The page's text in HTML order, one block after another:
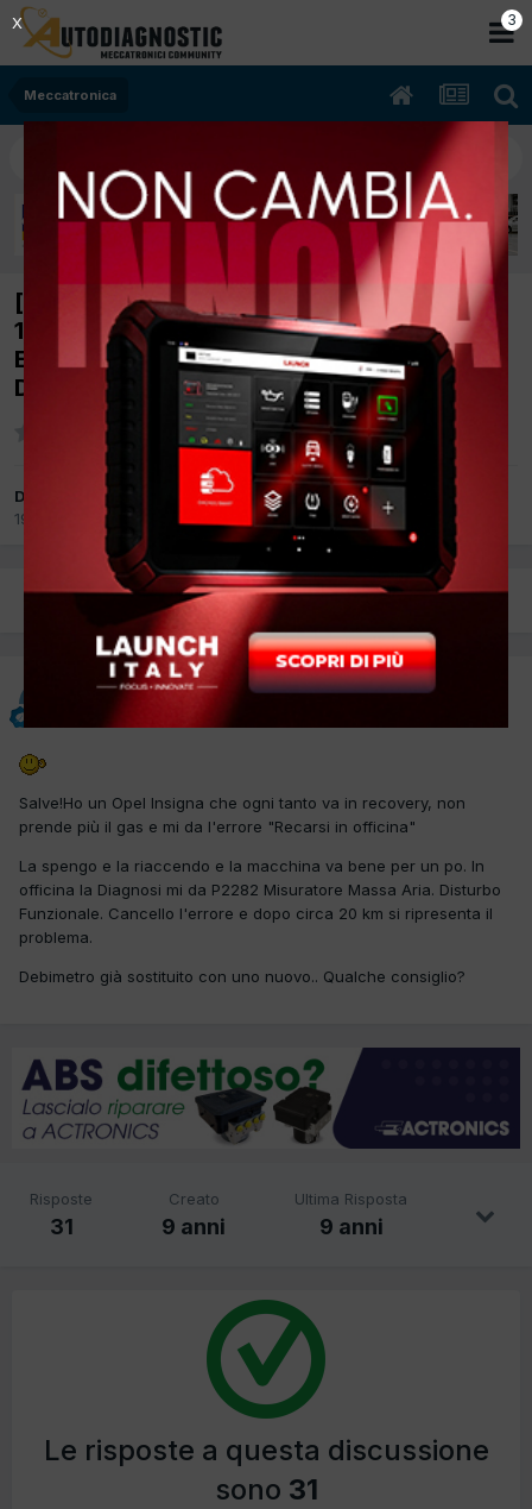
Meccatronica
[OPEL INSIGNA 08/2011 1956cc A20DTH
118Kw Diesel] La Macchina va in Recovery
ERRORE P2282 Misuratore Massa Aria.
Disturbo Funzionale
Da Bulino84
19 Dicembre 2016
Meccatronica
Pagina 1 di 2
Bulino84
Salve!Ho un Opel Insigna che ogni tanto va in recovery, non
prende più il gas e mi da l'errore "Recarsi in officina"
La spengo e la riaccendo e la macchina va bene per un po. In
officina la Diagnosi mi da P2282 Misuratore Massa Aria. Disturbo
Funzionale. Cancello l'errore e dopo circa 20 km si ripresenta il
problema.
Debimetro già sostituito con uno nuovo.. Qualche consiglio?
Risposte
31
Creato
9 anni
Ultima Risposta
9 anni
Le risposte a questa discussione
sono 31
2
X